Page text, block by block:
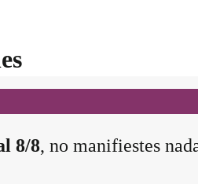
8/8, no manifiestes